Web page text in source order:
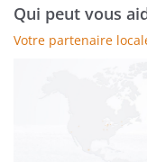
Qui peut vous
Votre partenaire